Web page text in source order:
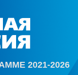
2021-2026